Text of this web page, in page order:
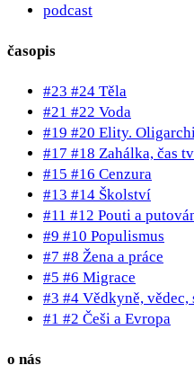
podcast
časopis
#23 #24 Těla
#21 #22 Voda
#19 #20 Elity.
#17 #18 Zahálka, čas
#15 #16 Cenzura
#13 #14 Školství
#11 #12 Pouti a
#9 #10 Populismus
#7 #8 Žena a práce
#5 #6 Migrace
#3 #4 Vědkyně, vědec,
#1 #2 Češi a Evropa
o nás